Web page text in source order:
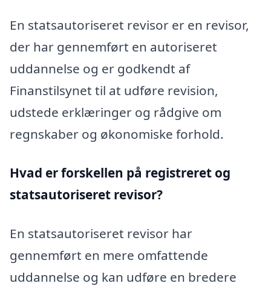
En statsautoriseret revisor er en revisor,
der har gennemført en autoriseret
uddannelse og er godkendt af
Finanstilsynet til at udføre revision,
udstede erklæringer og rådgive om
regnskaber og økonomiske forhold.
Hvad er forskellen på registreret og
statsautoriseret revisor?
En statsautoriseret revisor har
gennemført en mere omfattende
uddannelse og kan udføre en bredere